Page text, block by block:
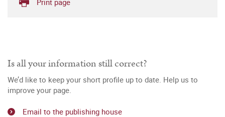
Print page
Is all your information still correct?
We’d like to keep your short profile up to date. Help us to
improve your page.
Email to the publishing house